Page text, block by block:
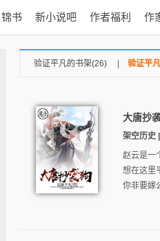
锦书 新小说吧 作者福利 作
验证平凡的书架(26) 验证平
大唐抄
架空历史
赵云是一
想在这里
你非要嫁